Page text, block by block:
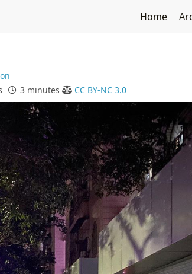
Home
3 minutes CC BY-NC 3.0